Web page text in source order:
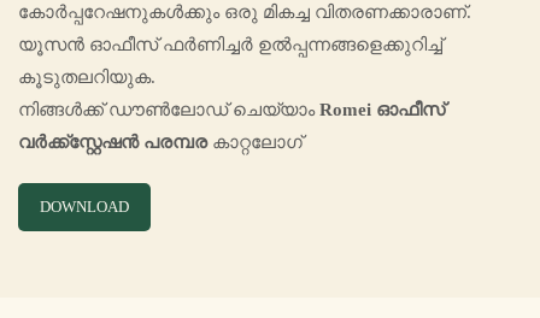
കോർപ്പറേഷനുകൾക്കും ഒരു മികച്ച വിതരണക്കാരാണ്.
യൂസൻ ഓഫീസ് ഫർണിച്ചർ ഉൽപ്പന്നങ്ങളെക്കുറിച്ച്
കൂടുതലറിയുക.
നിങ്ങൾക്ക് ഡൗൺലോഡ് ചെയ്യാംRomei ഓഫീസ്
വർക്ക്സ്റ്റേഷൻ പരമ്പര കാറ്റലോഗ്
DOWNLOAD